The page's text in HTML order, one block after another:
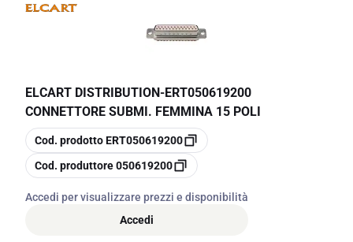
ELCART DISTRIBUTION-ERT050619200
CONNETTORE SUBMI. FEMMINA 15 POLI
copia
Cod. prodottoERT050619200
copia
Cod. produttore050619200
Accedi per visualizzare prezzi e disponibilità
Accedi